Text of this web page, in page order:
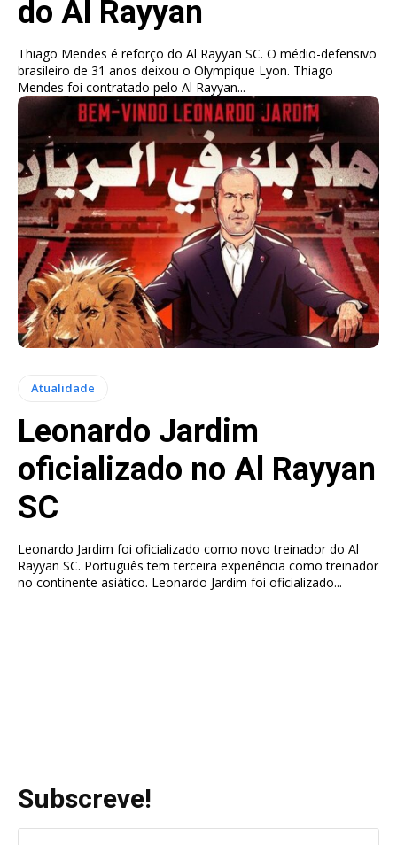
do Al Rayyan
Thiago Mendes é reforço do Al Rayyan SC. O médio-defensivo
brasileiro de 31 anos deixou o Olympique Lyon. Thiago
Mendes foi contratado pelo Al Rayyan...
Atualidade
Leonardo Jardim
oficializado no Al Rayyan
SC
Leonardo Jardim foi oficializado como novo treinador do Al
Rayyan SC. Português tem terceira experiência como treinador
no continente asiático. Leonardo Jardim foi oficializado...
Subscreve!